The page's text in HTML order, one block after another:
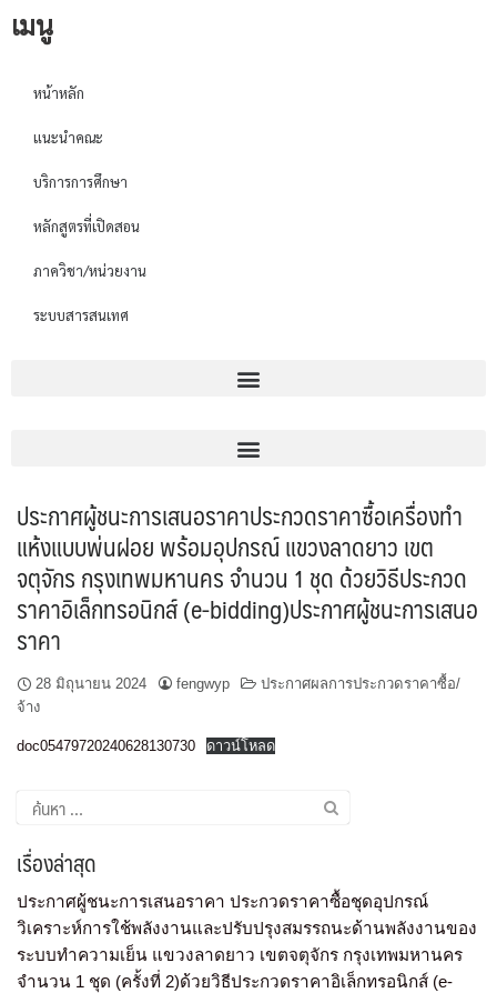
เมนู
หน้าหลัก
แนะนำคณะ
บริการการศึกษา
หลักสูตรที่เปิดสอน
ภาควิชา/หน่วยงาน
ระบบสารสนเทศ
ประกาศผู้ชนะการเสนอราคาประกวดราคาซื้อเครื่องทำ
แห้งแบบพ่นฝอย พร้อมอุปกรณ์ แขวงลาดยาว เขต
จตุจักร กรุงเทพมหานคร จำนวน 1 ชุด ด้วยวิธีประกวด
ราคาอิเล็กทรอนิกส์ (e-bidding)ประกาศผู้ชนะการเสนอ
ราคา
28 มิถุนายน 2024 fengwyp
ประกาศผลการประกวดราคาซื้อ/
จ้าง
doc05479720240628130730 ดาวน์โหลด
เรื่องล่าสุด
ประกาศผู้ชนะการเสนอราคา ประกวดราคาซื้อชุดอุปกรณ์
วิเคราะห์การใช้พลังงานและปรับปรุงสมรรถนะด้านพลังงานของ
ระบบทำความเย็น แขวงลาดยาว เขตจตุจักร กรุงเทพมหานคร
จำนวน 1 ชุด (ครั้งที่ 2)ด้วยวิธีประกวดราคาอิเล็กทรอนิกส์ (e-